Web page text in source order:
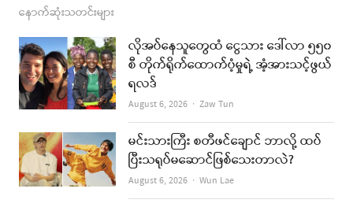
c
e
b
o
o
k
s
t
a
g
r
a
m
s
t
u
b
e
i
l
နောက်ဆုံးသတင်းများ
လိုအပ်နေသူတွေထံ ငွေသား ဒေါ်လာ ၅၅၀
စီ တိုက်ရိုက်ထောက်ပံ့မှုရဲ့ အံ့အားသင့်ဖွယ်
ရလဒ်
August 6, 2026 Author
Zaw Tun
မင်းသားကြီး စတီဖင်ချောင် ဘာလို့ ထပ်
ပြီးသရုပ်မဆောင်ဖြစ်သေးတာလဲ?
August 6, 2026 Author
Wun Lae